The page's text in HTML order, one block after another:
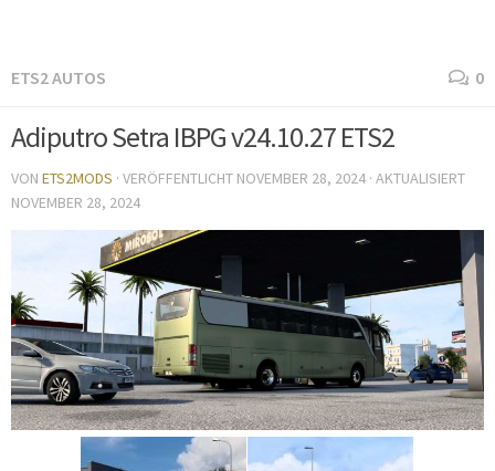
ETS2 AUTOS 0
Adiputro Setra IBPG v24.10.27 ETS2
VON ETS2MODS · VERÖFFENTLICHT NOVEMBER 28, 2024 · AKTUALISIERT
NOVEMBER 28, 2024